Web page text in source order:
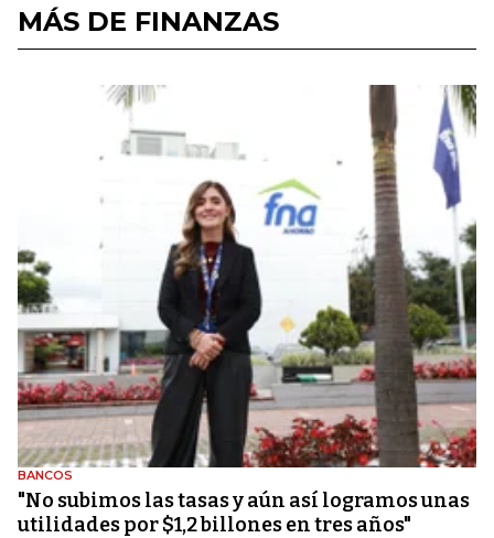
MÁS DE FINANZAS
BANCOS
"No subimos las tasas y aún así logramos unas
utilidades por $1,2 billones en tres años"